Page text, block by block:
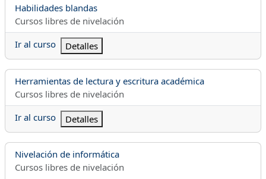
Nombre del curso
Habilidades blandas
Categoría del curso
Cursos libres de nivelación
Ir al curso
Detalles
Nombre del curso
Herramientas de lectura y escritura académica
Categoría del curso
Cursos libres de nivelación
Ir al curso
Detalles
Nombre del curso
Nivelación de informática
Categoría del curso
Cursos libres de nivelación